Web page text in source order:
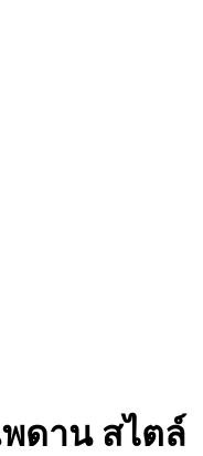
ดาน สไตล์